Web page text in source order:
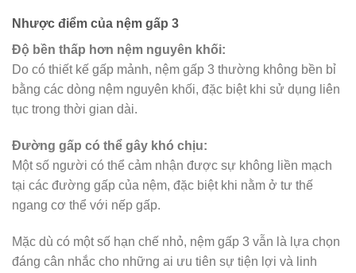
Nhược điểm của nệm gấp 3
Độ bền thấp hơn nệm nguyên khối:
Do có thiết kế gấp mảnh, nệm gấp 3 thường không bền bỉ
bằng các dòng nệm nguyên khối, đặc biệt khi sử dụng liên
tục trong thời gian dài.
Đường gấp có thể gây khó chịu:
Một số người có thể cảm nhận được sự không liền mạch
tại các đường gấp của nệm, đặc biệt khi nằm ở tư thế
ngang cơ thể với nếp gấp.
Mặc dù có một số hạn chế nhỏ, nệm gấp 3 vẫn là lựa chọn
đáng cân nhắc cho những ai ưu tiên sự tiện lợi và linh